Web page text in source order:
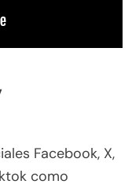
Facebook, X,
como